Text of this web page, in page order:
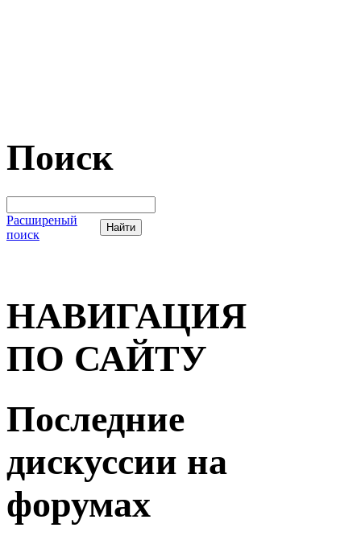
Поиск
Расширеный
поиск
НАВИГАЦИЯ
ПО САЙТУ
Последние
дискуссии на
форумах